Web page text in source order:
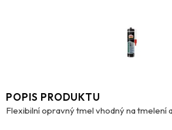
POPIS PRODUKTU
Flexibilní opravný tmel vhodný na tmelení